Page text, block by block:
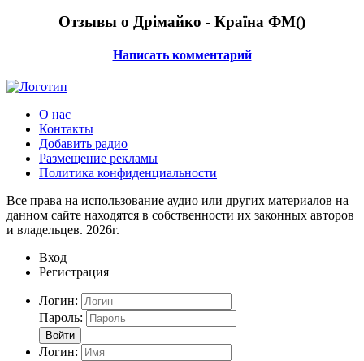
Отзывы о Дрімайко - Країна ФМ()
Написать комментарий
О нас
Контакты
Добавить радио
Размещение рекламы
Политика конфиденциальности
Все права на использование аудио или других материалов на
данном сайте находятся в собственности их законных авторов
и владельцев. 2026г.
Вход
Регистрация
Логин:
Пароль:
Войти
Логин: